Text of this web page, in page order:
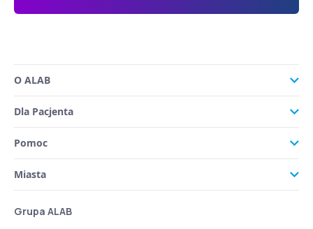
O ALAB
Dla Pacjenta
Pomoc
Miasta
Grupa ALAB